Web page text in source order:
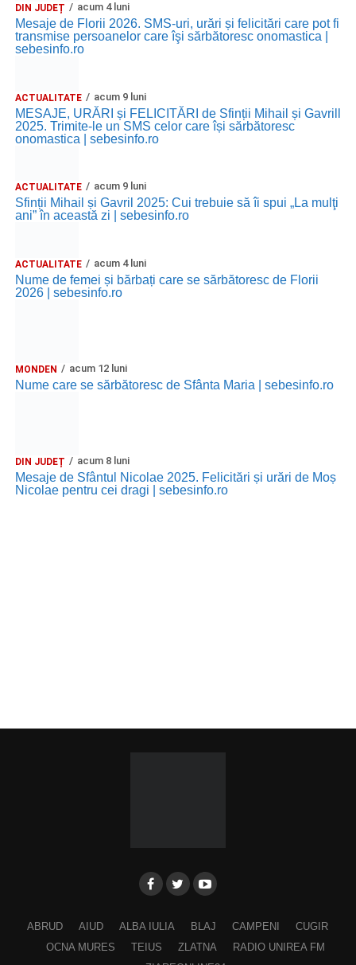
DIN JUDEȚ acum 4 luni
Mesaje de Florii 2026. SMS-uri, urări și felicitări care pot fi
transmise persoanelor care îşi sărbătoresc onomastica |
sebesinfo.ro
ACTUALITATE acum 9 luni
MESAJE, URĂRI și FELICITĂRI de Sfinții Mihail și Gavrill
2025. Trimite-le un SMS celor care își sărbătoresc
onomastica | sebesinfo.ro
ACTUALITATE acum 9 luni
Sfinții Mihail și Gavril 2025: Cui trebuie să îi spui „La mulţi
ani” în această zi | sebesinfo.ro
ACTUALITATE acum 4 luni
Nume de femei și bărbați care se sărbătoresc de Florii
2026 | sebesinfo.ro
MONDEN acum 12 luni
Nume care se sărbătoresc de Sfânta Maria | sebesinfo.ro
DIN JUDEȚ acum 8 luni
Mesaje de Sfântul Nicolae 2025. Felicitări și urări de Moș
Nicolae pentru cei dragi | sebesinfo.ro
ABRUD AIUD ALBA IULIA BLAJ CAMPENI
CUGIR
OCNA MURES
TEIUS ZLATNA
RADIO UNIREA FM